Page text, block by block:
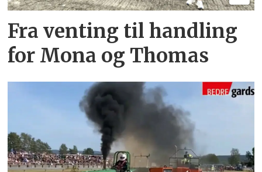
Fra venting til handling
for Mona og Thomas